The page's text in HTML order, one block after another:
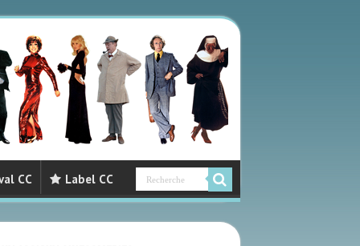
CC Label CC